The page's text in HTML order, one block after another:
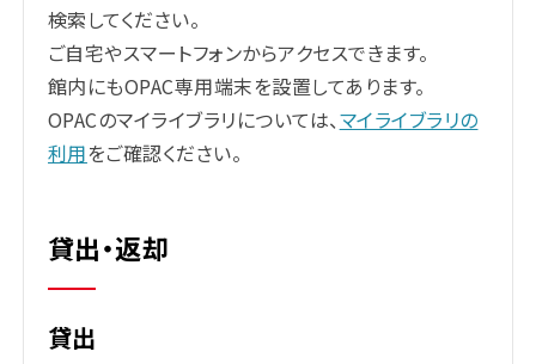
検索してください。
ご自宅やスマートフォンからアクセスできます。
館内にもOPAC専用端末を設置してあります。
OPACのマイライブラリについては、マイライブラリの
利用をご確認ください。
貸出・返却
貸出